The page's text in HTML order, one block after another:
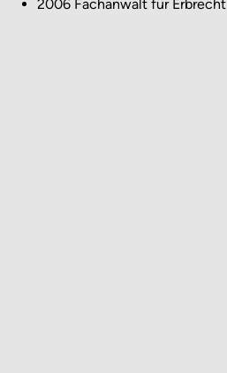
2006 Fachanwalt für Erbrecht